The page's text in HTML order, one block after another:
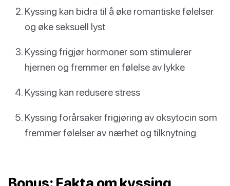
Kyssing kan bidra til å øke romantiske følelser
og øke seksuell lyst
Kyssing frigjør hormoner som stimulerer
hjernen og fremmer en følelse av lykke
Kyssing kan redusere stress
Kyssing forårsaker frigjøring av oksytocin som
fremmer følelser av nærhet og tilknytning